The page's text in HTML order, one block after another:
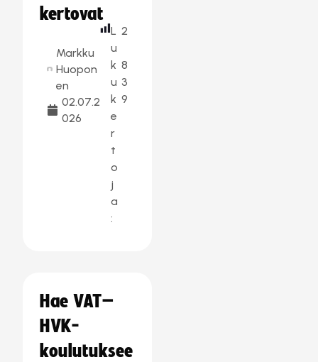
kertovat
Markku
Huopon
en
02.07.2
026
L
u
k
u
k
e
r
t
o
j
a
:
2
8
3
9
Hae VAT–
HVK-
koulutuksee